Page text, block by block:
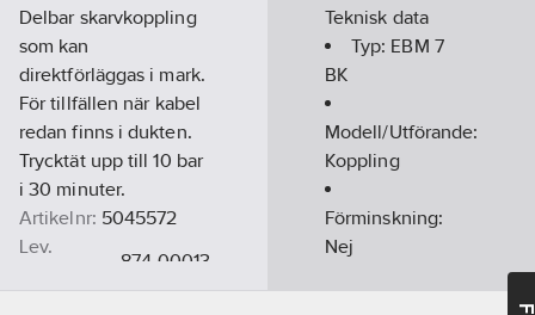
Delbar skarvkoppling
som kan
direktförläggas i mark.
För tillfällen när kabel
redan finns i dukten.
Trycktät upp till 10 bar
i 30 minuter.
Artikelnr: 5045572
Lev.
874-00013
Teknisk data
Typ: EBM 7
BK
Modell/Utförande:
Koppling
Förminskning:
Nej